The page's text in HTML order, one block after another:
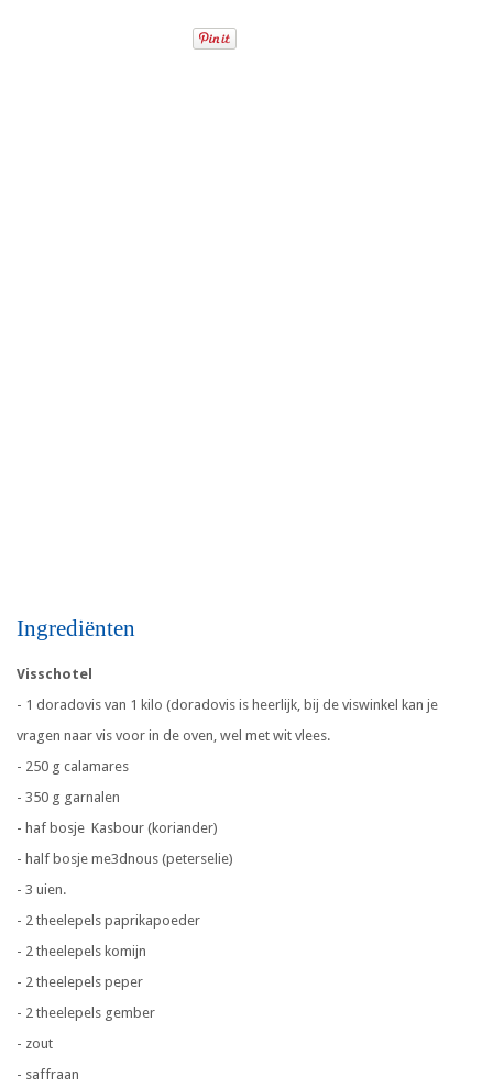
Ingrediënten
Visschotel
- 1 doradovis van 1 kilo (doradovis is heerlijk, bij de viswinkel kan je
vragen naar vis voor in de oven, wel met wit vlees.
- 250 g calamares
- 350 g garnalen
- haf bosje Kasbour (koriander)
- half bosje me3dnous (peterselie)
- 3 uien.
- 2 theelepels paprikapoeder
- 2 theelepels komijn
- 2 theelepels peper
- 2 theelepels gember
- zout
- saffraan